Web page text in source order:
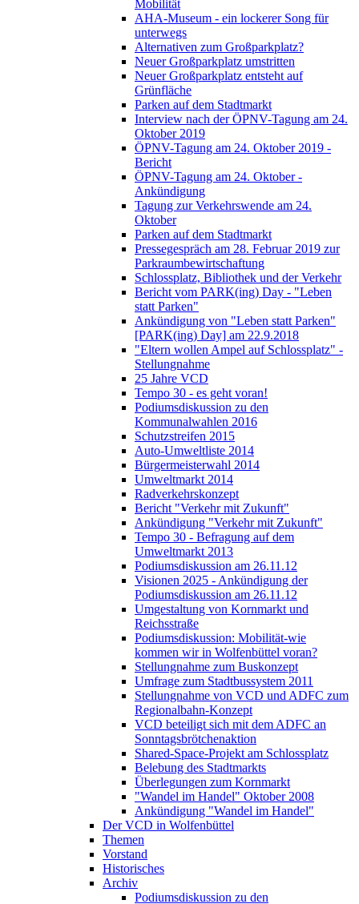
Mobilität
AHA-Museum - ein lockerer Song für
unterwegs
Alternativen zum Großparkplatz?
Neuer Großparkplatz umstritten
Neuer Großparkplatz entsteht auf
Grünfläche
Parken auf dem Stadtmarkt
Interview nach der ÖPNV-Tagung am 24.
Oktober 2019
ÖPNV-Tagung am 24. Oktober 2019 -
Bericht
ÖPNV-Tagung am 24. Oktober -
Ankündigung
Tagung zur Verkehrswende am 24.
Oktober
Parken auf dem Stadtmarkt
Pressegespräch am 28. Februar 2019 zur
Parkraumbewirtschaftung
Schlossplatz, Bibliothek und der Verkehr
Bericht vom PARK(ing) Day - "Leben
statt Parken"
Ankündigung von "Leben statt Parken"
[PARK(ing) Day] am 22.9.2018
"Eltern wollen Ampel auf Schlossplatz" -
Stellungnahme
25 Jahre VCD
Tempo 30 - es geht voran!
Podiumsdiskussion zu den
Kommunalwahlen 2016
Schutzstreifen 2015
Auto-Umweltliste 2014
Bürgermeisterwahl 2014
Umweltmarkt 2014
Radverkehrskonzept
Bericht "Verkehr mit Zukunft"
Ankündigung "Verkehr mit Zukunft"
Tempo 30 - Befragung auf dem
Umweltmarkt 2013
Podiumsdiskussion am 26.11.12
Visionen 2025 - Ankündigung der
Podiumsdiskussion am 26.11.12
Umgestaltung von Kornmarkt und
Reichsstraße
Podiumsdiskussion: Mobilität-wie
kommen wir in Wolfenbüttel voran?
Stellungnahme zum Buskonzept
Umfrage zum Stadtbussystem 2011
Stellungnahme von VCD und ADFC zum
Regionalbahn-Konzept
VCD beteiligt sich mit dem ADFC an
Sonntagsbrötchenaktion
Shared-Space-Projekt am Schlossplatz
Belebung des Stadtmarkts
Überlegungen zum Kornmarkt
"Wandel im Handel" Oktober 2008
Ankündigung "Wandel im Handel"
Der VCD in Wolfenbüttel
Themen
Vorstand
Historisches
Archiv
Podiumsdiskussion zu den